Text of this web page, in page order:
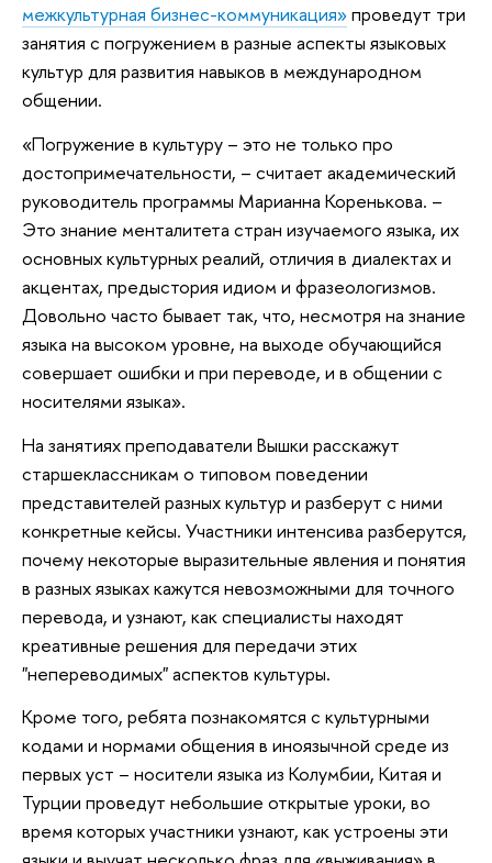
межкультурная бизнес-коммуникация»проведут три
занятия с погружением в разные аспекты языковых
культур для развития навыков в международном
общении.
«Погружение в культуру – это не только про
достопримечательности, – считает академический
руководитель программы Марианна Коренькова. –
Это знание менталитета стран изучаемого языка, их
основных культурных реалий, отличия в диалектах и
акцентах, предыстория идиом и фразеологизмов.
Довольно часто бывает так, что, несмотря на знание
языка на высоком уровне, на выходе обучающийся
совершает ошибки и при переводе, и в общении с
носителями языка».
На занятиях преподаватели Вышки расскажут
старшеклассникам о типовом поведении
представителей разных культур и разберут с ними
конкретные кейсы. Участники интенсива разберутся,
почему некоторые выразительные явления и понятия
в разных языках кажутся невозможными для точного
перевода, и узнают, как специалисты находят
креативные решения для передачи этих
"непереводимых" аспектов культуры.
Кроме того, ребята познакомятся с культурными
кодами и нормами общения в иноязычной среде из
первых уст – носители языка из Колумбии, Китая и
Турции проведут небольшие открытые уроки, во
время которых участники узнают, как устроены эти